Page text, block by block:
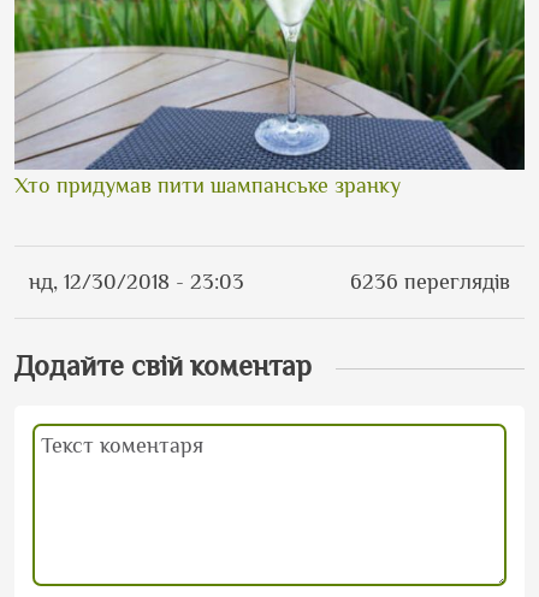
Хто придумав пити шампанське зранку
нд, 12/30/2018 - 23:03 6236 переглядів
Додайте свій коментар